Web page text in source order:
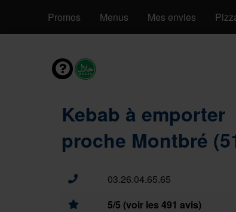
Promos Menus Mes envies
Kebab à emporter
proche Montbré
03.26.04.65.65
5/5 (voir les 491 avis)